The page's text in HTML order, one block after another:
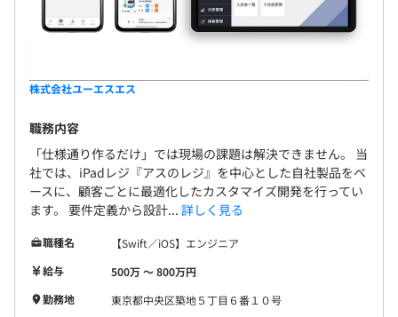
株式会社ユーエスエス
職務内容
「仕様通り作るだけ」では現場の課題は解決できません。 当
社では、iPadレジ『アスのレジ』を中心とした自社製品をベ
ースに、顧客ごとに最適化したカスタマイズ開発を行ってい
ます。 要件定義から設計... 詳しく見る
職種名
【Swift／iOS】エンジニア
給与
500万 〜 800万円
勤務地
東京都中央区築地５丁目６番１０号